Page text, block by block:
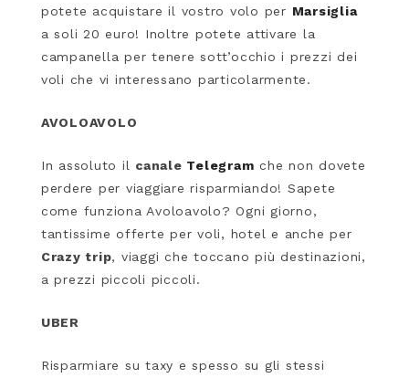
potete acquistare il vostro volo per Marsiglia
a soli 20 euro! Inoltre potete attivare la
campanella per tenere sott’occhio i prezzi dei
voli che vi interessano particolarmente.
AVOLOAVOLO
In assoluto il canale Telegram che non dovete
perdere per viaggiare risparmiando! Sapete
come funziona Avoloavolo? Ogni giorno,
tantissime offerte per voli, hotel e anche per
Crazy trip, viaggi che toccano più destinazioni,
a prezzi piccoli piccoli.
UBER
Risparmiare su taxy e spesso su gli stessi